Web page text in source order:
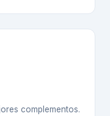
complementos.